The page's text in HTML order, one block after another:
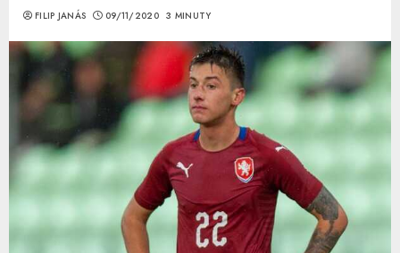
FILIP JANÁS 09/11/2020 3 MINUTY